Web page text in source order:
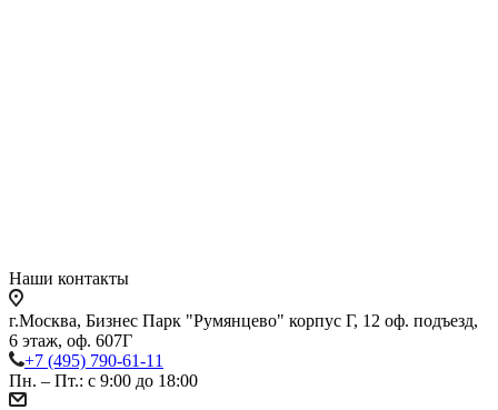
Наши контакты
г.Москва, Бизнес Парк "Румянцево" корпус Г, 12 оф. подъезд,
6 этаж, оф. 607Г
+7 (495) 790-61-11
Пн. – Пт.: с 9:00 до 18:00